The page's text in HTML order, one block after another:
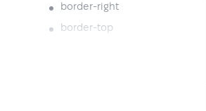
border-right
border-top